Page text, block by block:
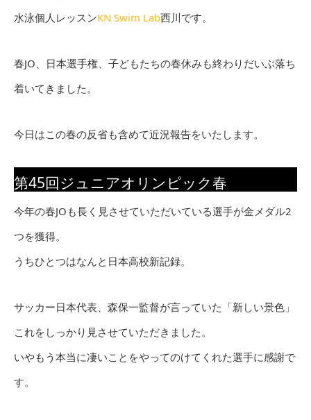
水泳個人レッスンKN Swim Lab西川です。
春JO、日本選手権、子どもたちの春休みも終わりだいぶ落ち
着いてきました。
今日はこの春の反省も含めて近況報告をいたします。
第45回ジュニアオリンピック春
今年の春JOも長く見させていただいている選手が金メダル2
つを獲得。
うちひとつはなんと日本高校新記録。
サッカー日本代表、森保一監督が言っていた「新しい景色」
これをしっかり見させていただきました。
いやもう本当に凄いことをやってのけてくれた選手に感謝で
す。